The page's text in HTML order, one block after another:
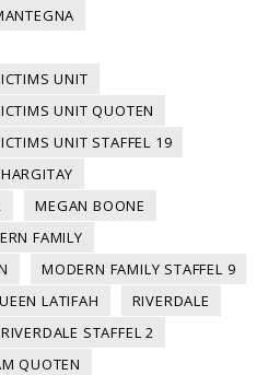
UNIT
UNIT QUOTEN
UNIT STAFFEL 19
MEGAN BOONE
FAMILY
MODERN FAMILY STAFFEL 9
LATIFAH
RIVERDALE
RIVERDALE STAFFEL 2
QUOTEN